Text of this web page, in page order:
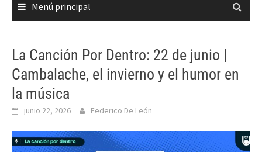
Menú principal
La Canción Por Dentro: 22 de junio |
Cambalache, el invierno y el humor en
la música
junio 22, 2026 Federico De León